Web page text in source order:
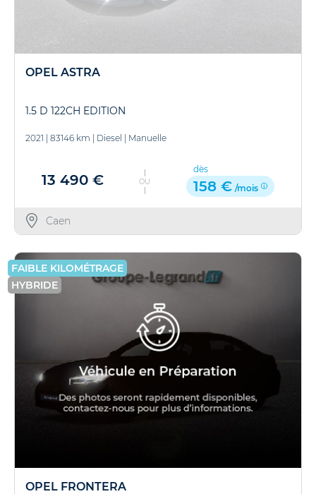
OPEL ASTRA
1.5 D 122CH EDITION
2021 83146 km Diesel Manuelle
13 490 € OU
dès
158 € /mois
Caen
FAIBLE KILOMÉTRAGE
HYBRIDE
OPEL FRONTERA